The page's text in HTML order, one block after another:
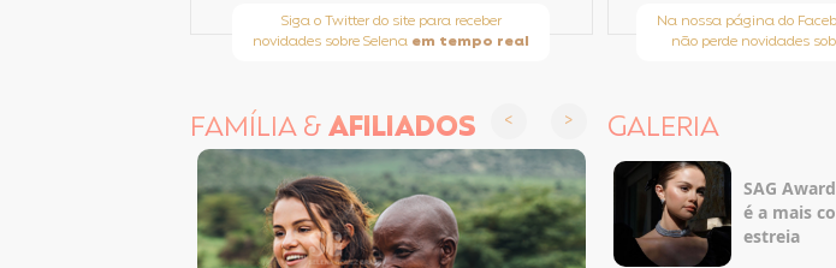
Siga o Twitter do site para receber
novidades sobre Selena em tempo real
Na nossa página do
não perde novidades
FAMÍLIA &AFILIADOS GALERIA
SAG
é a mais
estreia